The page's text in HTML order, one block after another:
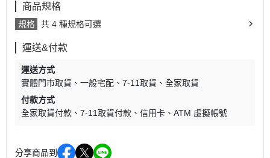
商品規格
規格 共 4 種規格可選
運送&付款
運送方式
實體門市取貨
一般宅配 7-11取貨
全家取貨
付款方式
全家取貨付款
7-11取貨付款 信用卡 ATM 虛擬帳號
分享商品到